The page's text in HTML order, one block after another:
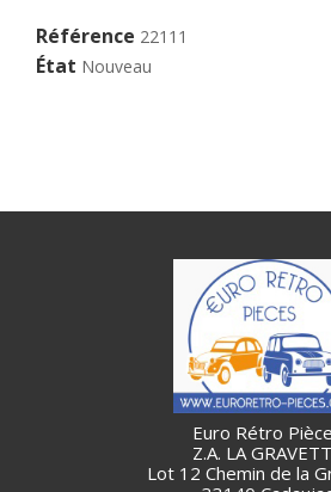
Référence 22111
État Nouveau
Euro Rétro
Z.A. LA
Lot 12 Chemin de la